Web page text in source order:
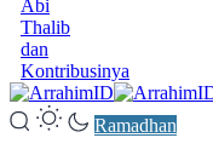
Abi
Thalib
dan
Kontribusinya
Ramadhan